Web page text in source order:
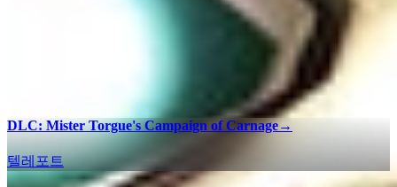
DLC: Mister Torgue's Campaign of Carnage→
텔레포트